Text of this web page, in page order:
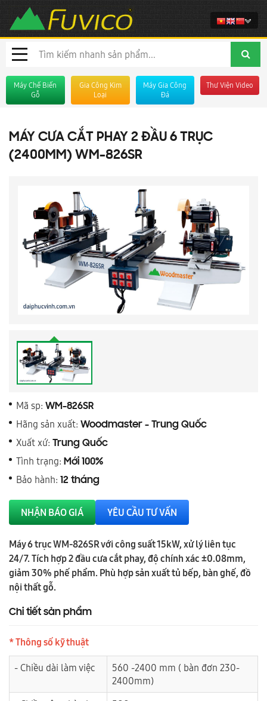
Máy Chế Biến
Gỗ
Gia Công Kim
Loại
Máy Gia Công
Đá
Thư Viện Video
MÁY CƯA CẮT PHAY 2 ĐẦU 6 TRỤC
(2400MM) WM-826SR
Mã sp: WM-826SR
Hãng sản xuất: Woodmaster - Trung Quốc
Xuất xứ: Trung Quốc
Tình trạng: Mới 100%
Bảo hành: 12 tháng
NHẬN BÁO GIÁ YÊU CẦU TƯ VẤN
Máy 6 trục WM-826SR với công suất 15kW, xử lý liên tục
24/7. Tích hợp 2 đầu cưa cắt phay, độ chính xác ±0.08mm,
giảm 30% phế phẩm. Phù hợp sản xuất tủ bếp, bàn ghế, đồ
nội thất gỗ.
Chi tiết sản phẩm
* Thông số kỹ thuật
- Chiều dài làm việc
560 -2400 mm ( bàn đơn 230-
2400mm)